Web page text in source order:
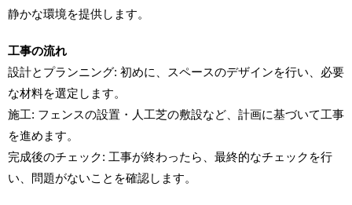
静かな環境を提供します。
工事の流れ
設計とプランニング: 初めに、スペースのデザインを行い、必要
な材料を選定します。
施工: フェンスの設置・人工芝の敷設など、計画に基づいて工事
を進めます。
完成後のチェック: 工事が終わったら、最終的なチェックを行
い、問題がないことを確認します。